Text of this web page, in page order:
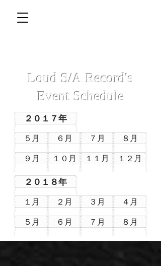
Loud S/A Record's
Event Schedule
２０１７年
５月 ６月 ７月
８月
９月
１０月 １１月 １２月
２０１８年
１月 ２月 ３月
４月
５月
６月 ７月 ８月